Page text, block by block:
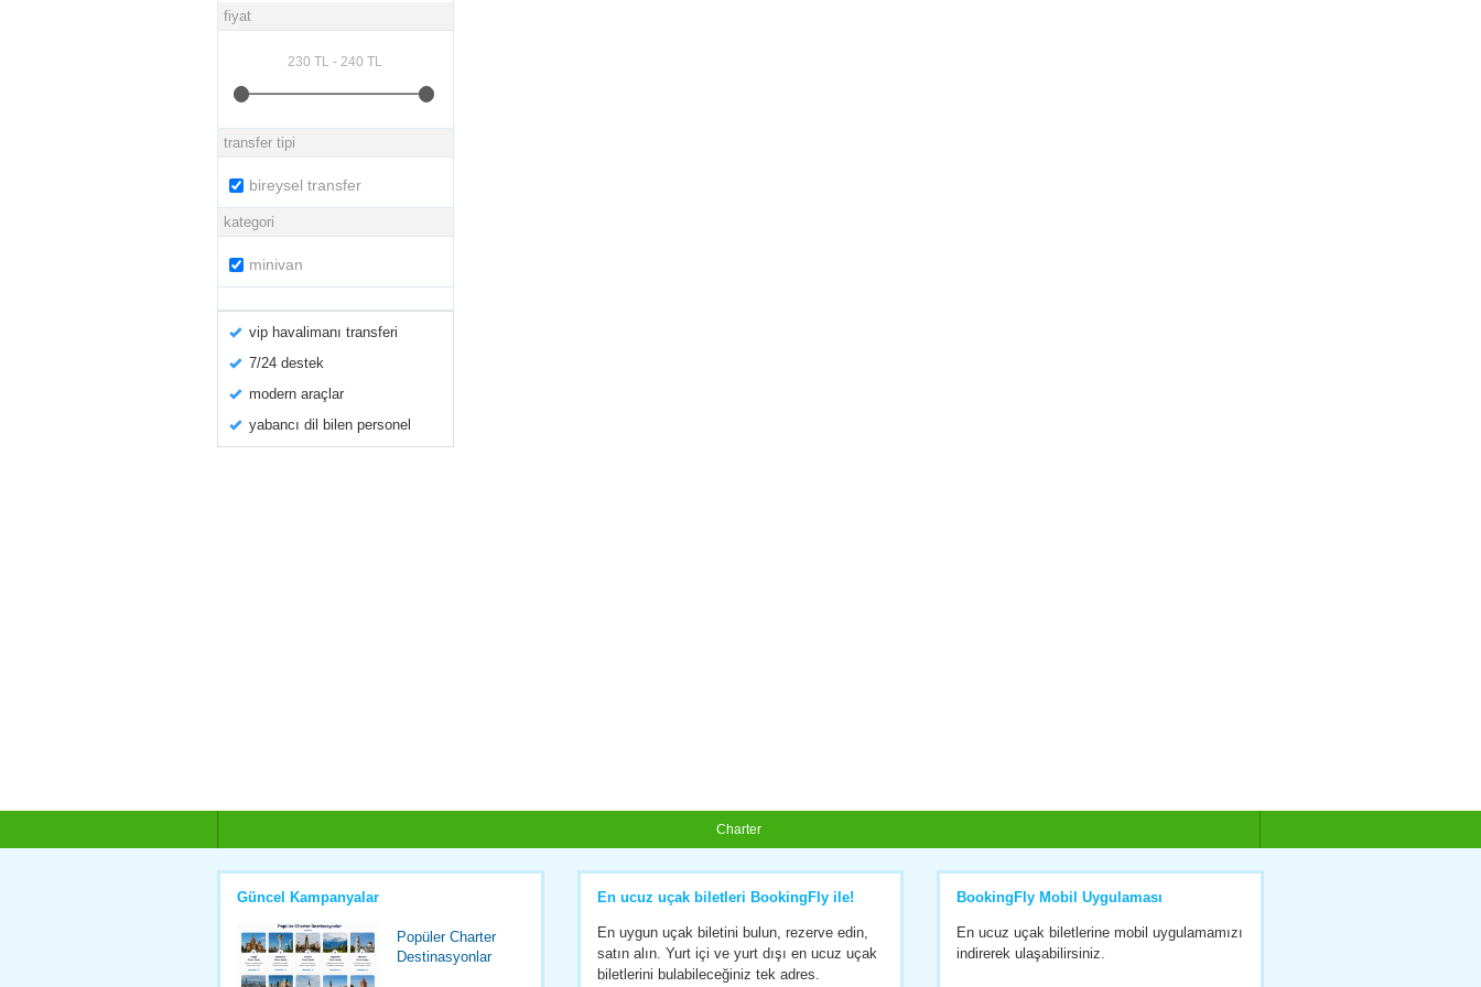
fiyat
transfer tipi
bireysel transfer
kategori
minivan
vip havalimanı transferi
7/24 destek
modern araçlar
yabancı dil bilen personel
Charter
Güncel Kampanyalar
Popüler Charter
Destinasyonlar
En ucuz uçak biletleri BookingFly ile!
En uygun uçak biletini bulun, rezerve edin,
satın alın. Yurt içi ve yurt dışı en ucuz uçak
biletlerini bulabileceğiniz tek adres.
BookingFly Mobil Uygulaması
En ucuz uçak biletlerine mobil uygulamamızı
indirerek ulaşabilirsiniz.